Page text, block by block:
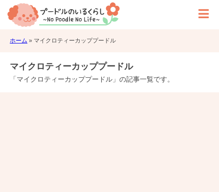
ホーム » マイクロティーカッププードル
マイクロティーカッププードル
「マイクロティーカッププードル」の記事一覧です。